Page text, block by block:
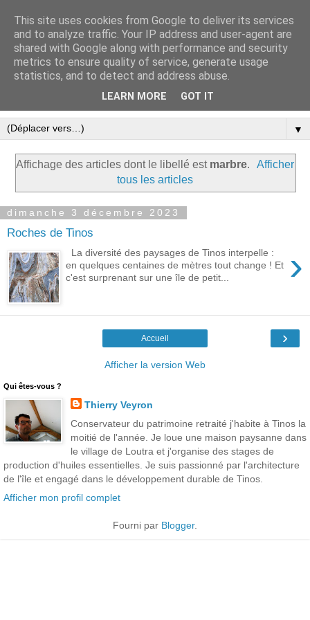
Le blog ensoleillé de Tinos
dans les Cyclades
Une expression libre et écolo à Tinos
▼
Affichage des articles dont le libellé est marbre.
Afficher
tous les articles
dimanche 3 décembre 2023
Roches de Tinos
›
La diversité des paysages de Tinos interpelle :
en quelques centaines de mètres tout change ! Et
c'est surprenant sur une île de petit...
›
Accueil
Afficher la version Web
Qui êtes-vous ?
Thierry Veyron
Conservateur du patrimoine retraité j'habite à Tinos la
moitié de l'année. Je loue une maison paysanne dans
le village de Loutra et j'organise des stages de
production d'huiles essentielles. Je suis passionné par l'architecture
de l'île et engagé dans le développement durable de Tinos.
Afficher mon profil complet
Fourni par Blogger.
This site uses cookies from Google to deliver its services
and to analyze traffic. Your IP address and user-agent are
shared with Google along with performance and security
metrics to ensure quality of service, generate usage
statistics, and to detect and address abuse.
LEARN MORE GOT IT